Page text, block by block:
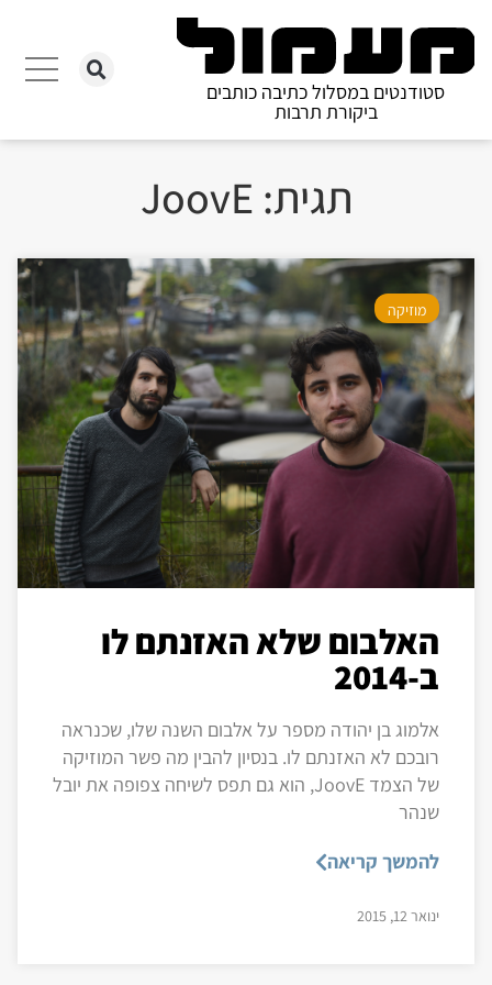
סטודנטים במסלול כתיבה כותבים
ביקורת תרבות
תגית: JoovE
מוזיקה
האלבום שלא האזנתם לו
ב-2014
אלמוג בן יהודה מספר על אלבום השנה שלו, שכנראה
רובכם לא האזנתם לו. בנסיון להבין מה פשר המוזיקה
של הצמד JoovE, הוא גם תפס לשיחה צפופה את יובל
שנהר
להמשך קריאה
ינואר 12, 2015